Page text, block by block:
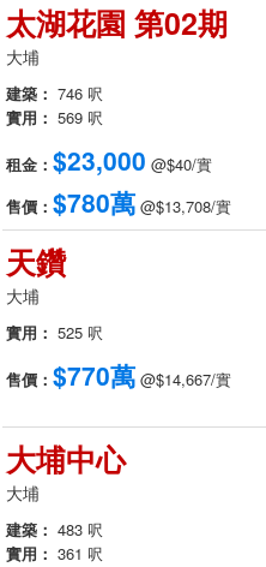
太湖花園 第02期
大埔
建築： 746 呎
實用： 569 呎
租金： $23,000 @$40/實
售價： $780萬 @$13,708/實
天鑽
大埔
實用： 525 呎
售價： $770萬 @$14,667/實
大埔中心
大埔
建築： 483 呎
實用： 361 呎